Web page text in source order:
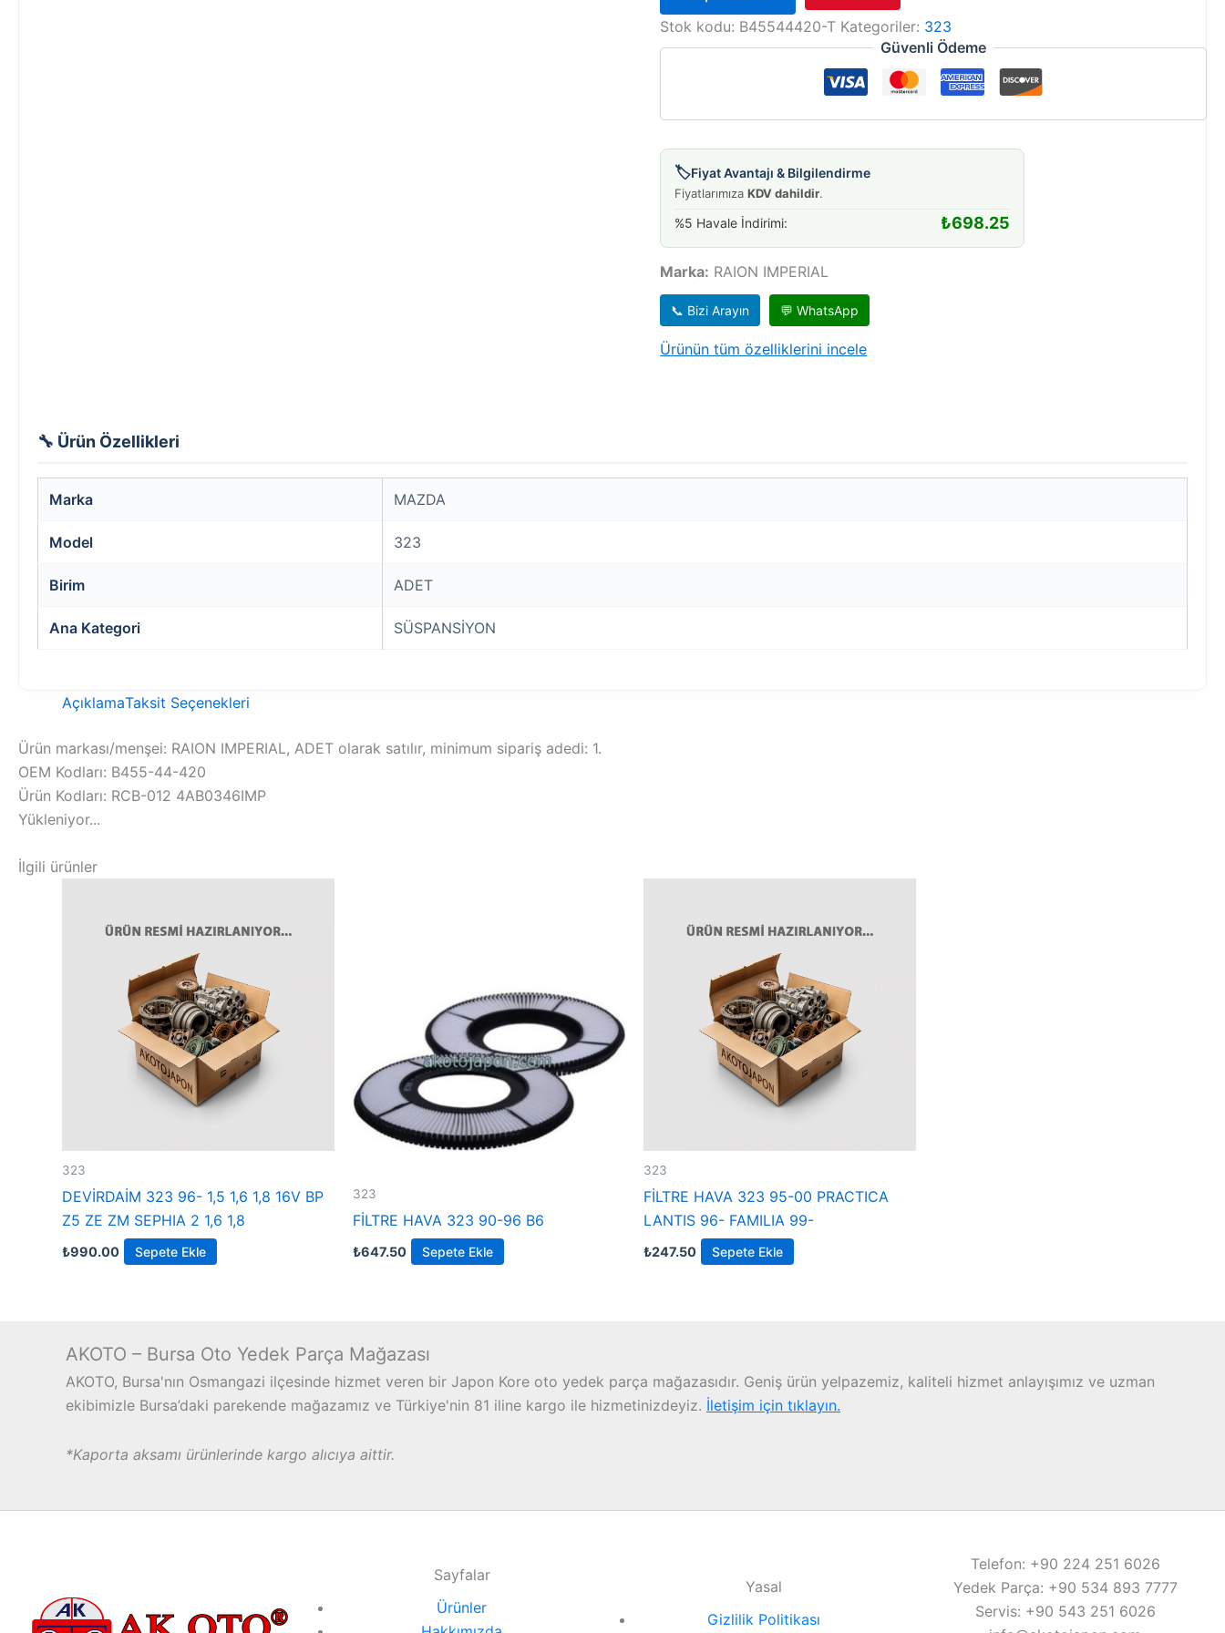
EL
ARKA
adet
Stok kodu: B45544420-T Kategoriler: 323
Güvenli Ödeme
🏷️Fiyat Avantajı & Bilgilendirme
FiyatlarımızaKDV dahildir.
%5 Havale İndirimi: ₺698.25
Marka: RAION IMPERIAL
📞 Bizi Arayın 💬 WhatsApp
Ürünün tüm özelliklerini incele
🔧 Ürün Özellikleri
Marka MAZDA
Model 323
Birim ADET
Ana Kategori SÜSPANSİYON
AçıklamaTaksit Seçenekleri
Ürün markası/menşei: RAION IMPERIAL, ADET olarak satılır, minimum sipariş adedi: 1.
OEM Kodları: B455-44-420
Ürün Kodları: RCB-012 4AB0346IMP
Yükleniyor...
İlgili ürünler
323
DEVİRDAİM 323 96- 1,5 1,6 1,8 16V BP
Z5 ZE ZM SEPHIA 2 1,6 1,8
₺990.00 Sepete Ekle
323
FİLTRE HAVA 323 90-96 B6
₺647.50 Sepete Ekle
323
FİLTRE HAVA 323 95-00 PRACTICA
LANTIS 96- FAMILIA 99-
₺247.50 Sepete Ekle
AKOTO – Bursa Oto Yedek Parça Mağazası
AKOTO, Bursa'nın Osmangazi ilçesinde hizmet veren bir Japon Kore oto yedek parça mağazasıdır. Geniş ürün yelpazemiz, kaliteli hizmet anlayışımız ve uzman
ekibimizle Bursa’daki parekende mağazamız ve Türkiye'nin 81 iline kargo ile hizmetinizdeyiz. İletişim için tıklayın.
*Kaporta aksamı ürünlerinde kargo alıcıya aittir.
Sayfalar
Ürünler
Yasal
Gizlilik Politikası
Telefon: +90 224 251 6026
Yedek Parça: +90 534 893 7777
Servis: +90 543 251 6026